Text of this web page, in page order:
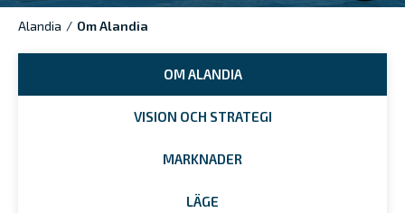
Alandia / Om Alandia
OM ALANDIA
VISION OCH STRATEGI
MARKNADER
LÄGE